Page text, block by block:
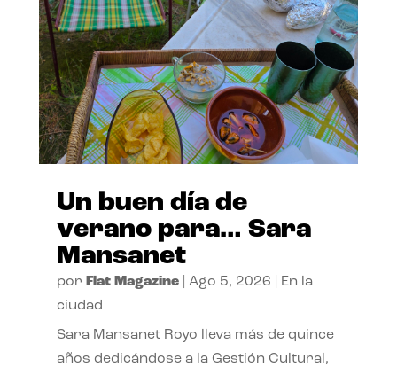
Un buen día de
verano para… Sara
Mansanet
por Flat Magazine| Ago 5, 2026
En la
ciudad
Sara Mansanet Royo lleva más de quince
años dedicándose a la Gestión Cultural,